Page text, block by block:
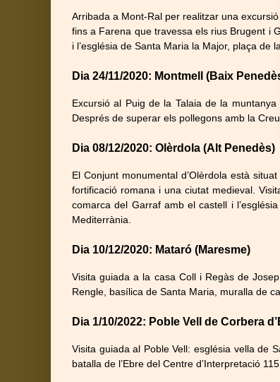
Arribada a Mont-Ral per realitzar una
fins a Farena que travessa els rius Brugent i
i l’església de Santa Maria la Major, plaça de
Dia 24/11/2020: Montmell (Baix
Excursió al Puig de la Talaia de la
Després de superar els pollegons amb la
Dia 08/12/2020: Olèrdola (Alt Penedès)
El Conjunt monumental d’Olèrdola està
fortificació romana i una ciutat medieval.
comarca del Garraf amb el castell i
Mediterrània.
Dia 10/12/2020: Mataró (Maresme)
Visita guiada a la casa Coll i Regàs de
Rengle, basílica de Santa Maria, muralla de
Dia 1/10/2022: Poble Vell de Corbera
Visita guiada al Poble Vell: església vella de
batalla de l’Ebre del Centre d’Interpretació